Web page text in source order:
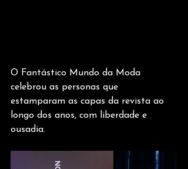
O Fantástico Mundo da Moda
celebrou as personas que
estamparam as capas da revista ao
longo dos anos, com liberdade e
ousadia.